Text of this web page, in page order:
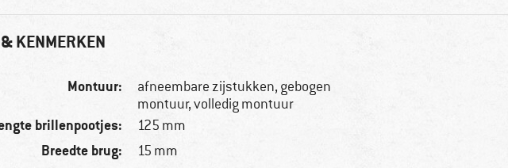
KENMERKEN
Montuur:
afneembare zijstukken, gebogen
montuur, volledig montuur
brillenpootjes: 125 mm
Breedte brug: 15 mm